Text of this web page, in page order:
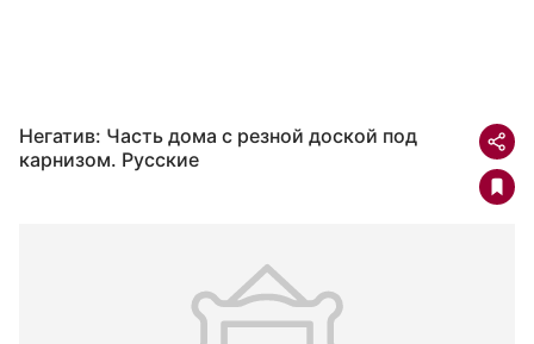
Негатив: Часть дома с резной доской под
карнизом. Русские